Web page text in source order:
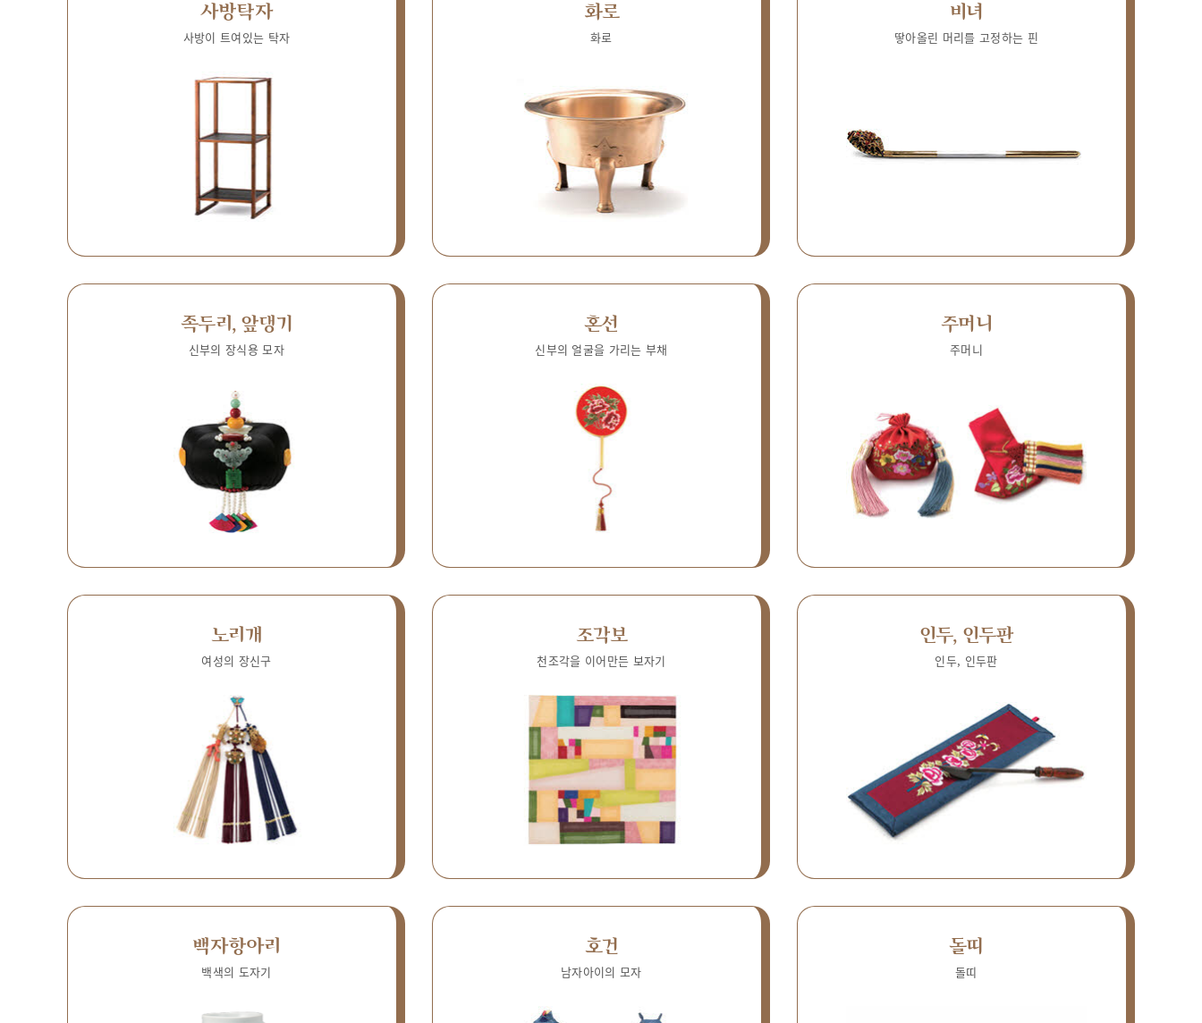
사방탁자
사방이 트여있는 탁자
화로
화로
비녀
땋아올린 머리를 고정하는 핀
족두리, 앞댕기
신부의 장식용 모자
혼선
신부의 얼굴을 가리는 부채
주머니
주머니
노리개
여성의 장신구
조각보
천조각을 이어만든 보자기
인두, 인두판
인두, 인두판
백자항아리
백색의 도자기
호건
남자아이의 모자
돌띠
돌띠